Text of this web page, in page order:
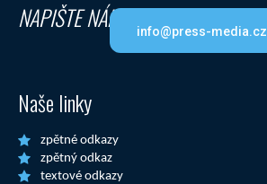
NAPIŠTE NÁM info@press-media.cz
Naše linky
zpětné odkazy
zpětný odkaz
textové odkazy